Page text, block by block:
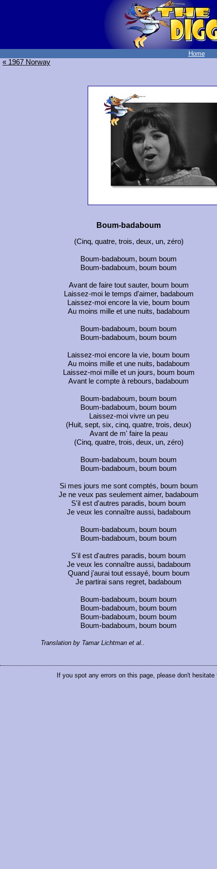
Home
« 1967 Norway
Boum-badaboum
(Cinq, quatre, trois, deux, un, zéro)
Boum-badaboum, boum boum
Boum-badaboum, boum boum
Avant de faire tout sauter, boum boum
Laissez-moi le temps d'aimer, badaboum
Laissez-moi encore la vie, boum boum
Au moins mille et une nuits, badaboum
Boum-badaboum, boum boum
Boum-badaboum, boum boum
Laissez-moi encore la vie, boum boum
Au moins mille et une nuits, badaboum
Laissez-moi mille et un jours, boum boum
Avant le compte à rebours, badaboum
Boum-badaboum, boum boum
Boum-badaboum, boum boum
Laissez-moi vivre un peu
(Huit, sept, six, cinq, quatre, trois, deux)
Avant de m' faire la peau
(Cinq, quatre, trois, deux, un, zéro)
Boum-badaboum, boum boum
Boum-badaboum, boum boum
Si mes jours me sont comptés, boum boum
Je ne veux pas seulement aimer, badaboum
S'il est d'autres paradis, boum boum
Je veux les connaître aussi, badaboum
Boum-badaboum, boum boum
Boum-badaboum, boum boum
S'il est d'autres paradis, boum boum
Je veux les connaître aussi, badaboum
Quand j'aurai tout essayé, boum boum
Je partirai sans regret, badaboum
Boum-badaboum, boum boum
Boum-badaboum, boum boum
Boum-badaboum, boum boum
Boum-badaboum, boum boum
Translation by Tamar Lichtman et al..
If you spot any errors on this page, please don't